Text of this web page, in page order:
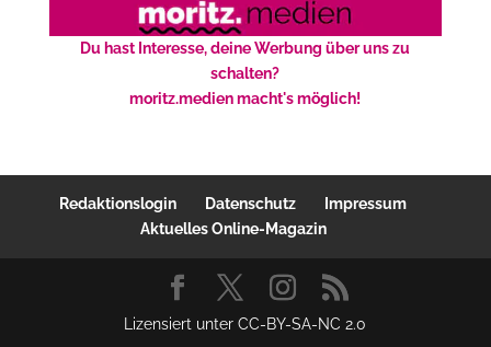
Du hast Interesse, deine Werbung über uns zu
schalten?
moritz.medien macht's möglich!
Redaktionslogin Datenschutz
Impressum
Aktuelles Online-Magazin
Lizensiert unter CC-BY-SA-NC 2.0